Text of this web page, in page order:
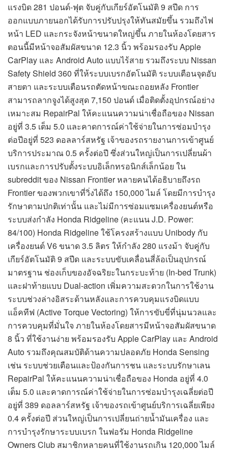
แรงบิด 281 ปอนด์-ฟุต จับคู่กับเกียร์อัตโนมัติ 9 สปีด การ
ออกแบบภายนอกได้รับการปรับปรุงให้ทันสมัยขึ้น รวมถึงไฟ
หน้า LED และกระจังหน้าขนาดใหญ่ขึ้น ภายในห้องโดยสาร
ตอนนี้มีหน้าจอสัมผัสขนาด 12.3 นิ้ว พร้อมรองรับ Apple
CarPlay และ Android Auto แบบไร้สาย รวมถึงระบบ Nissan
Safety Shield 360 ที่ให้ระบบเบรกอัตโนมัติ ระบบเตือนจุดอับ
สายตา และระบบเตือนรถตัดหน้าขณะถอยหลัง Frontier
สามารถลากจูงได้สูงสุด 7,150 ปอนด์ เมื่อติดตั้งอุปกรณ์อย่าง
เหมาะสม RepairPal ให้คะแนนความน่าเชื่อถือของ Nissan
อยู่ที่ 3.5 เต็ม 5.0 และคาดการณ์ค่าใช้จ่ายในการซ่อมบำรุง
ต่อปีอยู่ที่ 523 ดอลลาร์สหรัฐ เจ้าของรถรายงานการเข้าศูนย์
บริการประมาณ 0.5 ครั้งต่อปี ซึ่งส่วนใหญ่เป็นการเปลี่ยนผ้า
เบรกและการปรับตั้งระบบอิเล็กทรอนิกส์เล็กน้อย ใน
subreddit ของ Nissan Frontier หลายคนได้อธิบายถึงรถ
Frontier ของพวกเขาที่วิ่งได้ถึง 150,000 ไมล์ โดยมีการบำรุง
รักษาตามปกติเท่านั้น และไม่มีการซ่อมแซมเครื่องยนต์หรือ
ระบบส่งกำลัง Honda Ridgeline (คะแนน J.D. Power:
84/100) Honda Ridgeline ใช้โครงสร้างแบบ Unibody กับ
เครื่องยนต์ V6 ขนาด 3.5 ลิตร ให้กำลัง 280 แรงม้า จับคู่กับ
เกียร์อัตโนมัติ 9 สปีด และระบบขับเคลื่อนสี่ล้อเป็นอุปกรณ์
มาตรฐาน ช่องเก็บของอัจฉริยะในกระบะท้าย (In-bed Trunk)
และฝาท้ายแบบ Dual-action เพิ่มความสะดวกในการใช้งาน
ระบบช่วงล่างอิสระด้านหลังและการควบคุมแรงบิดแบบ
แอ็คทีฟ (Active Torque Vectoring) ให้การขับขี่ที่นุ่มนวลและ
การควบคุมที่มั่นใจ ภายในห้องโดยสารมีหน้าจอสัมผัสขนาด
8 นิ้ว ที่ใช้งานง่าย พร้อมรองรับ Apple CarPlay และ Android
Auto รวมถึงคุณสมบัติด้านความปลอดภัย Honda Sensing
เช่น ระบบช่วยเตือนและป้องกันการชน และระบบรักษาเลน
RepairPal ให้คะแนนความน่าเชื่อถือของ Honda อยู่ที่ 4.0
เต็ม 5.0 และคาดการณ์ค่าใช้จ่ายในการซ่อมบำรุงเฉลี่ยต่อปี
อยู่ที่ 389 ดอลลาร์สหรัฐ เจ้าของรถเข้าศูนย์บริการเฉลี่ยเพียง
0.4 ครั้งต่อปี ส่วนใหญ่เป็นการเปลี่ยนถ่ายน้ำมันเครื่อง และ
การบำรุงรักษาระบบเบรก ในฟอรัม Honda Ridgeline
Owners Club สมาชิกหลายคนที่ใช้งานรถเกิน 120,000 ไมล์